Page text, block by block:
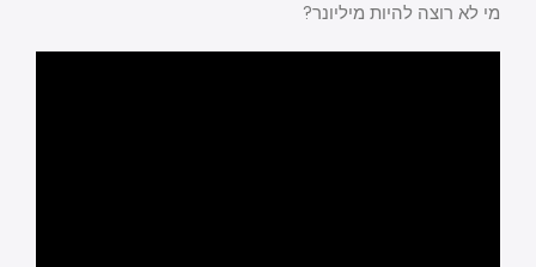
מי לא רוצה להיות מיליונר?